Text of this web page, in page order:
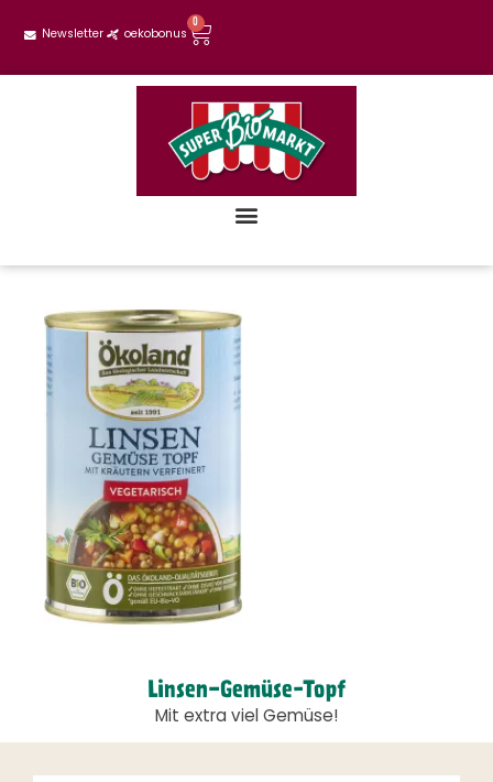
Newsletter oekobonus
0
Linsen-Gemüse-Topf
Mit extra viel Gemüse!